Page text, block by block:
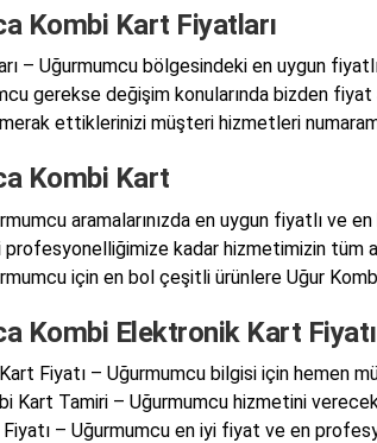
Kombi Kart Fiyatları
– Uğurmumcu bölgesindeki en uygun
gerekse değişim konularında bizden
ettiklerinizi müşteri hizmetleri
Kombi Kart
aramalarınızda en uygun fiyatlı ve
kadar hizmetimizin tüm
için en bol çeşitli ürünlere Uğur
Kombi Elektronik Kart Fiyatı
Fiyatı – Uğurmumcu bilgisi için hemen
Kart Tamiri – Uğurmumcu hizmetini
– Uğurmumcu en iyi fiyat ve en